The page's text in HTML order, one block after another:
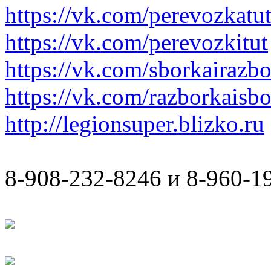
https://vk.com/perevozkatut
https://vk.com/perevozkitut
https://vk.com/
https://vk.com/
http://legionsuper.blizko.ru
8-908-232-8246 и 8-960-